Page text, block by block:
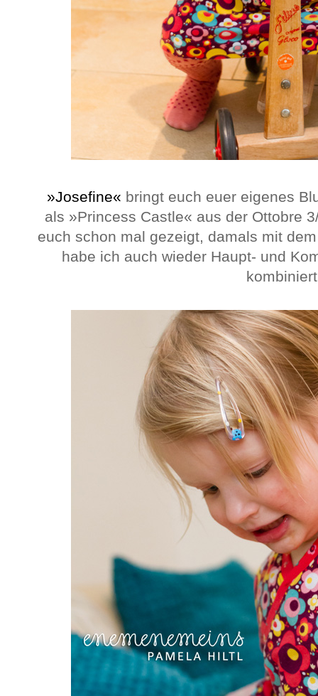
»Josefine« bringt euch euer eigenes
als »Princess Castle« aus der Ottobre
euch schon mal gezeigt, damals mit
habe ich auch wieder Haupt- und